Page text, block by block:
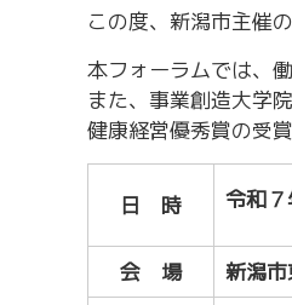
労務・雇用関係
労務・雇用・賃金相談（無
賃金関係諸統計・説明会
この度、新潟市主催
本フォーラムでは、
また、事業創造大学
健康経営優秀賞の受
日 時 令和７
会 場 新潟